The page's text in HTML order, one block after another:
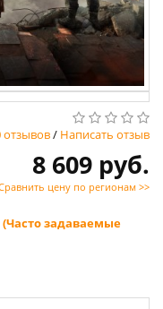
отзывов/ Написать отзыв
8 609 руб.
цену по регионам >>
(Часто задаваемые